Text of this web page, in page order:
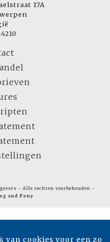
17A
- Alle rechten voorbehouden -
and Pony
van cookies voor een zo